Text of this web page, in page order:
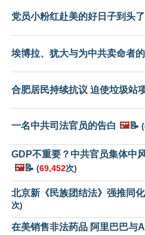
党员小粉红赴美的好日子到头了
埃博拉、犹大与为中共卖命者
合肥居民持续抗议 迫使垃圾站
一名中共司法官员的告白 🖼️📝 (
GDP不重要？中共官员集体中
🖼️📝 (69,452次)
北京新《民族团结法》强推同
次)
在美销售非法药品 阿里巴巴与